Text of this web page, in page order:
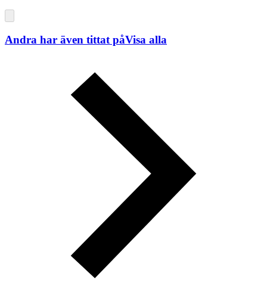
Andra har även tittat påVisa alla